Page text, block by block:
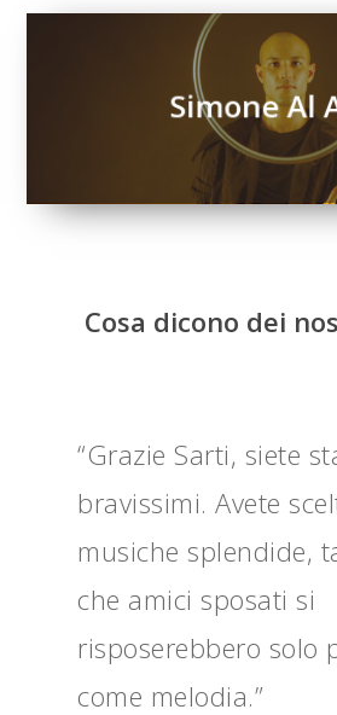
Simone Al
Cosa dicono dei
“Grazie Sarti, siete
bravissimi. Avete
musiche splendide,
che amici sposati si
risposerebbero solo
come melodia.”